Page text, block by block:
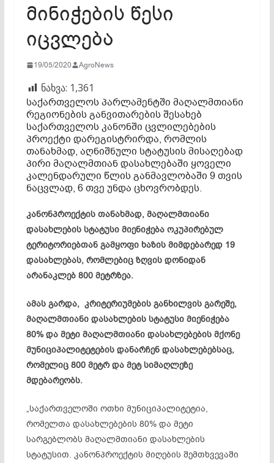
მინიჭების წესი
იცვლება
19/05/2020 AgroNews
ნახვა: 1,361
საქართველოს პარლამენტში მაღალმთიანი
რეგიონების განვითარების შესახებ
საქართველოს კანონში ცვლილებების
პროექტი დარეგისტრირდა, რომლის
თანახმად, აღნიშნული სტატუსის მისაღებად
პირი მაღალმთიან დასახლებაში ყოველი
კალენდარული წლის განმავლობაში 9 თვის
ნაცვლად, 6 თვე უნდა ცხოვრობდეს.
კანონპროექტის თანახმად, მაღალმთიანი
დასახლების სტატუსი მიენიჭება ოკუპირებულ
ტერიტორიებთან გამყოფი ხაზის მიმდებარედ 19
დასახლებას, რომლებიც ზღვის დონიდან
არანაკლებ 800 მეტრზეა.
ამას გარდა, კრიტერიუმების განხილვის გარეშე,
მაღალმთიანი დასახლების სტატუსი მიენიჭება
80% და მეტი მაღალმთიანი დასახლებების მქონე
მუნიციპალიტეტების დანარჩენ დასახლებებსაც,
რომელიც 800 მეტრ და მეტ სიმაღლეზე
მდებარეობს.
„საქართველოში ოთხი მუნიციპალიტეტია,
რომელთა დასახლებების 80% და მეტი
სარგებლობს მაღალმთიანი დასახლების
სტატუსით. კანონპროექტის მიღების შემთხვევაში